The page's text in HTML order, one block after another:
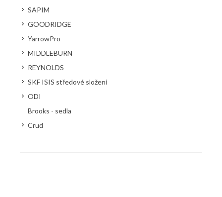
SAPIM
GOODRIDGE
YarrowPro
MIDDLEBURN
REYNOLDS
SKF ISIS středové složení
ODI
Brooks - sedla
Crud